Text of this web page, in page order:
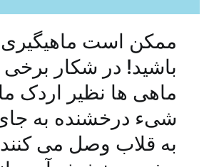
ممکن است ماهیگیری
باشید! در شکار برخی
ماهی ها نظیر اردک
شیء درخشنده به
به قلاب وصل می